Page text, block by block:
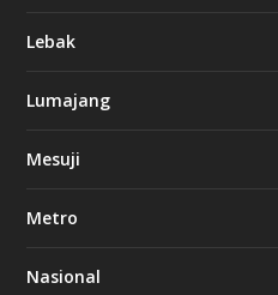
Lebak
Lumajang
Mesuji
Metro
Nasional